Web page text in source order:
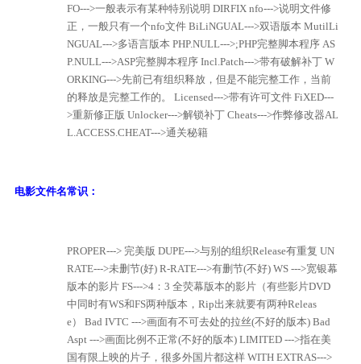
FO--->一般表示有某种特别说明 DIRFIX nfo--->说明文件修
正，一般只有一个nfo文件 BiLiNGUAL--->双语版本 MutilLi
NGUAL--->多语言版本 PHP.NULL--->;PHP完整脚本程序 AS
P.NULL--->ASP完整脚本程序 Incl.Patch--->带有破解补丁 W
ORKING--->先前已有组织释放，但是不能完整工作，当前
的释放是完整工作的。 Licensed--->带有许可文件 FiXED---
>重新修正版 Unlocker--->解锁补丁 Cheats--->作弊修改器AL
L.ACCESS.CHEAT--->通关秘籍
电影文件名常识：
PROPER---> 完美版 DUPE--->与别的组织Release有重复 UN
RATE--->未删节(好) R-RATE--->有删节(不好) WS --->宽银幕
版本的影片 FS--->4：3 全荧幕版本的影片（有些影片DVD
中同时有WS和FS两种版本，Rip出来就要有两种Releas
e） Bad IVTC --->画面有不可去处的拉丝(不好的版本) Bad
Aspt --->画面比例不正常(不好的版本) LIMITED --->指在美
国有限上映的片子，很多外国片都这样 WITH EXTRAS--->